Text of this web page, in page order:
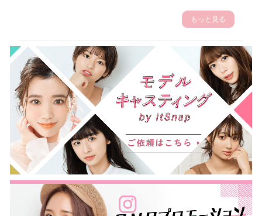
もっと見る